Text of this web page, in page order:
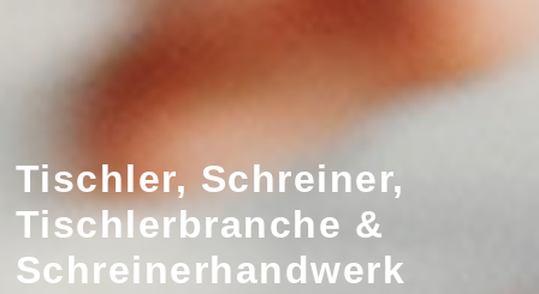
Tischler, Schreiner,
Tischlerbranche &
Schreinerhandwerk